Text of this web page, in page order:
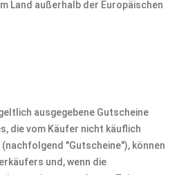
Land außerhalb der Europäischen
ausgegebene Gutscheine
die vom Käufer nicht käuflich
"Gutscheine"), können
und, wenn die